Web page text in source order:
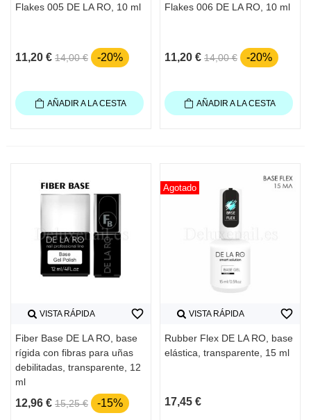
Flakes 005 DE LA RO, 10 ml
11,20 € 14,00 € -20%
AÑADIR A LA CESTA
Flakes 006 DE LA RO, 10 ml
11,20 € 14,00 € -20%
AÑADIR A LA CESTA
VISTA RÁPIDA
Fiber Base DE LA RO, base
rígida con fibras para uñas
debilitadas, transparente, 12
ml
12,96 € 15,25 € -15%
favorite_border
Agotado
VISTA RÁPIDA
Rubber Flex DE LA RO, base
elástica, transparente, 15 ml
17,45 €
favorite_border